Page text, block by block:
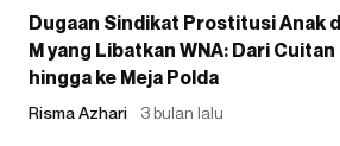
Dugaan Sindikat Prostitusi Anak
M yang Libatkan WNA: Dari Cuitan
hingga ke Meja Polda
Risma Azhari 3 bulan lalu